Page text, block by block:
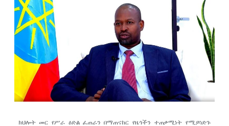
ክህሎት መር የሥራ ዕድል ፈጠራን በማጠናከር የዜጎችን ተጠቃሚነት የሚያሳድጉ